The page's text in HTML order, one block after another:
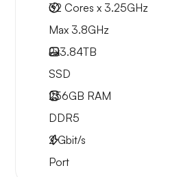
32 Cores x 3.25GHz
Max 3.8GHz
2x3.84TB
SSD
256GB RAM
DDR5
2Gbit/s
Port